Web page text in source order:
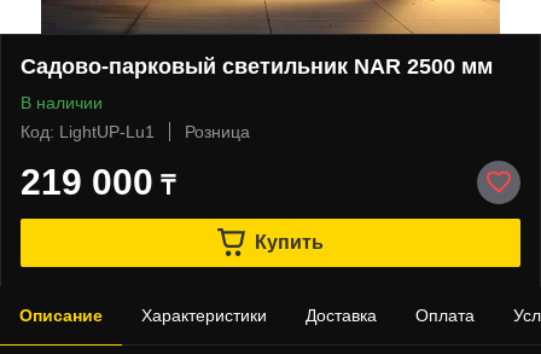
Садово-парковый светильник NAR 2500 мм
В наличии
Код: LightUP-Lu1
Розница
219 000 ₸
Купить
Описание Характеристики Доставка Оплата